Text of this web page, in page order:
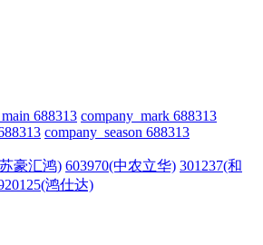
688313 company_mark 688313
company_season 688313
豪汇鸿) 603970(中农立华) 301237(和
鸿仕达)